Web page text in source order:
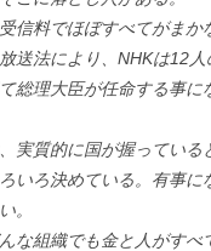
信料でほぼすべてがま
送法により、NHKは12
総理大臣が任命する事
実質的に国が握ってい
いろ決めている。有事
。
な組織でも金と人がす